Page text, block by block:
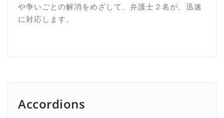
や争いごとの解消をめざして、弁護士２名が、迅速
に対応します。
Accordions